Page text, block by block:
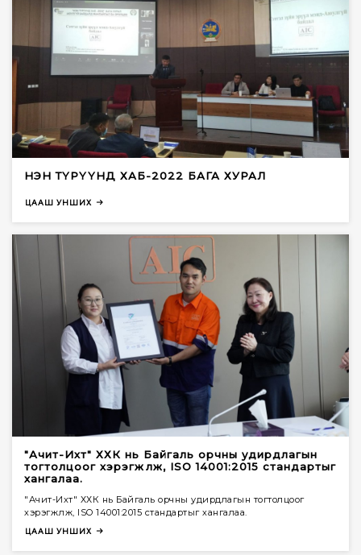
НЭН ТҮРҮҮНД ХАБ-2022 БАГА ХУРАЛ
ЦААШ УНШИХ
"Ачит-Ихт" ХХК нь Байгаль орчны удирдлагын
тогтолцоог хэрэгжүүлж, ISO 14001:2015 стандартыг
хангалаа.
"Ачит-Ихт" ХХК нь Байгаль орчны удирдлагын тогтолцоог
хэрэгжүүлж, ISO 14001:2015 стандартыг хангалаа.
ЦААШ УНШИХ